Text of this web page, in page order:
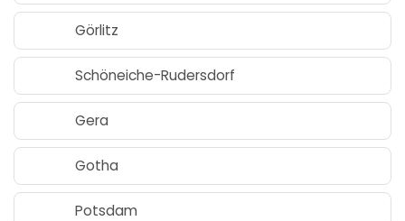
Görlitz
Schöneiche-Rudersdorf
Gera
Gotha
Potsdam